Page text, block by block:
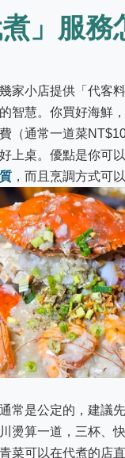
煮」服
家小店提供「代客
智慧。你買好海鮮
（通常一道菜
上桌。優點是你可以
，而且烹調方式可
常是公定的，建議
燙算一道，三杯、
菜可以在代煮的店直